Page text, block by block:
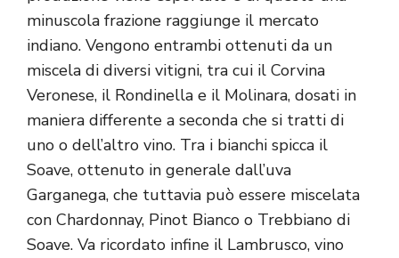
minuscola frazione raggiunge il mercato
indiano. Vengono entrambi ottenuti da un
miscela di diversi vitigni, tra cui il Corvina
Veronese, il Rondinella e il Molinara, dosati in
maniera differente a seconda che si tratti di
uno o dell’altro vino. Tra i bianchi spicca il
Soave, ottenuto in generale dall’uva
Garganega, che tuttavia può essere miscelata
con Chardonnay, Pinot Bianco o Trebbiano di
Soave. Va ricordato infine il Lambrusco, vino